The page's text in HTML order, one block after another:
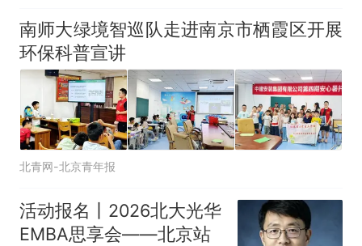
南师大绿境智巡队走进南京市栖霞区开展
环保科普宣讲
北青网-北京青年报
活动报名丨2026北大光华
EMBA思享会——北京站